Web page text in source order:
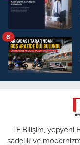
6
TE Bilişim, yepyeni
sadelik ve